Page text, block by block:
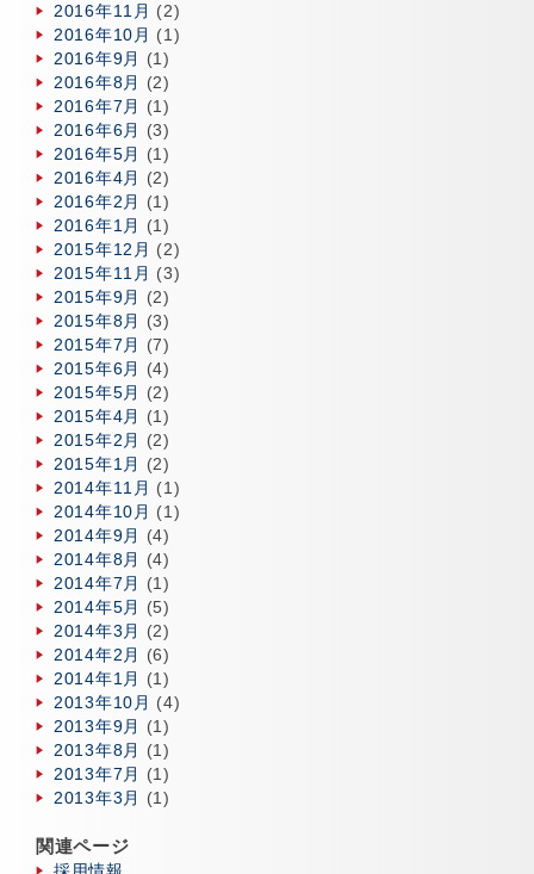
2016年11月 (2)
2016年10月 (1)
2016年9月
(1)
2016年8月
(2)
2016年7月
(1)
2016年6月
(3)
2016年5月
(1)
2016年4月
(2)
2016年2月
(1)
2016年1月
(1)
2015年12月 (2)
2015年11月 (3)
2015年9月
(2)
2015年8月
(3)
2015年7月
(7)
2015年6月
(4)
2015年5月
(2)
2015年4月
(1)
2015年2月
(2)
2015年1月
(2)
2014年11月 (1)
2014年10月 (1)
2014年9月
(4)
2014年8月
(4)
2014年7月
(1)
2014年5月
(5)
2014年3月
(2)
2014年2月
(6)
2014年1月
(1)
2013年10月 (4)
2013年9月
(1)
2013年8月
(1)
2013年7月
(1)
2013年3月
(1)
関連ページ